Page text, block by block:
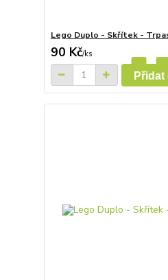
Lego Duplo - Skřítek -
90 Kč/ks